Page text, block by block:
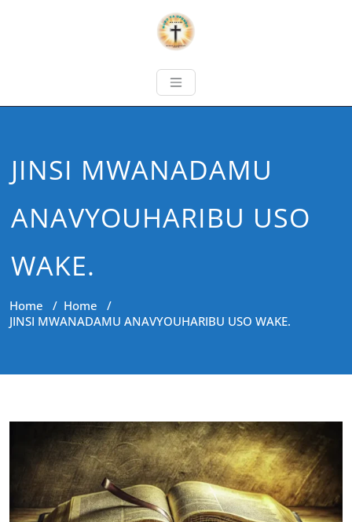
JINSI MWANADAMU
ANAVYOUHARIBU USO
WAKE.
Home / Home /
JINSI MWANADAMU ANAVYOUHARIBU USO WAKE.